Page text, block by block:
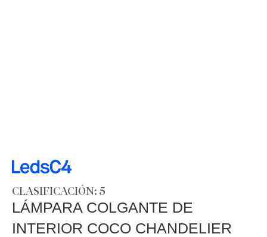
CLASIFICACIÓN: 5
LÁMPARA COLGANTE DE
INTERIOR COCO CHANDELIER